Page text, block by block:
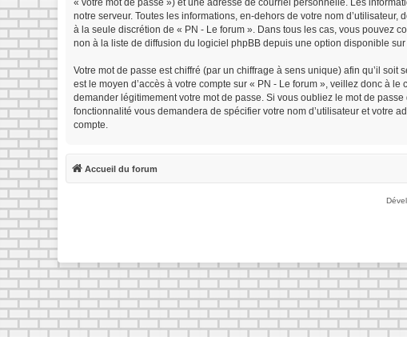
« votre mot de passe ») et une adresse de courriel personnelle. Les
notre serveur. Toutes les informations, en-dehors de votre nom
à la seule discrétion de « PN - Le forum ». Dans tous les cas, vous pouvez
non à la liste de diffusion du logiciel phpBB depuis une option disponible sur
Votre mot de passe est chiffré (par un chiffrage à sens unique) afin qu’il
est le moyen d’accès à votre compte sur « PN - Le forum », veillez donc à
demander légitimement votre mot de passe. Si vous oubliez le mot de
fonctionnalité vous demandera de spécifier votre nom d’utilisateur et votre
compte.
Accueil du forum